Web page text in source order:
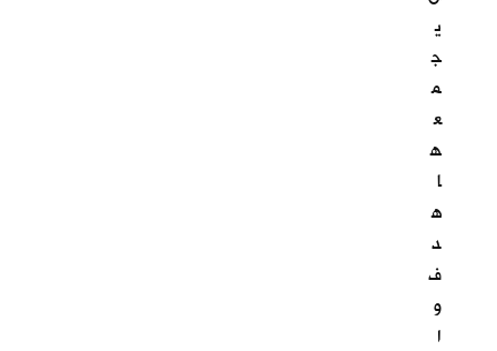
ي
ج
م
ع
ه
ا
ه
د
ف
و
ا